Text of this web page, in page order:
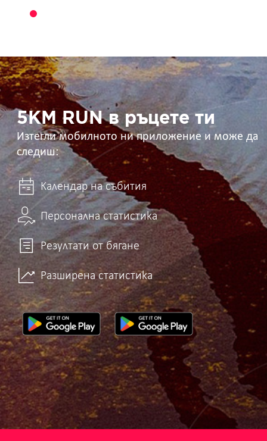
5KM
RUN
в
ръцете
ти 5KM RUN в ръцете ти
Изтегли мобилното ни приложение и може да
следиш:
Календар на събития
Персонална статистика
Резултати от бягане
Разширена статистика